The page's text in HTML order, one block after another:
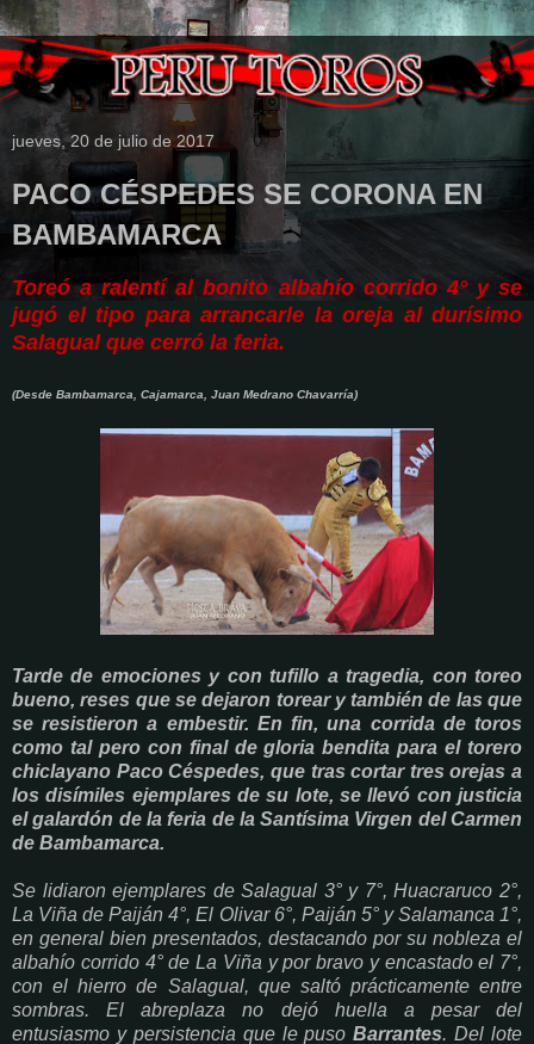
jueves, 20 de julio de 2017
PACO CÉSPEDES SE CORONA EN
BAMBAMARCA
Toreó a ralentí al bonito albahío corrido 4° y se
jugó el tipo para arrancarle la oreja al durísimo
Salagual que cerró la feria.
(Desde Bambamarca, Cajamarca, Juan Medrano Chavarría)
Tarde de emociones y con tufillo a tragedia, con toreo
bueno, reses que se dejaron torear y también de las que
se resistieron a embestir. En fin, una corrida de toros
como tal pero con final de gloria bendita para el torero
chiclayano Paco Céspedes, que tras cortar tres orejas a
los disímiles ejemplares de su lote, se llevó con justicia
el galardón de la feria de la Santísima Virgen del Carmen
de Bambamarca.
Se lidiaron ejemplares de Salagual 3° y 7°, Huacraruco 2°,
La Viña de Paiján 4°, El Olivar 6°, Paiján 5° y Salamanca 1°,
en general bien presentados, destacando por su nobleza el
albahío corrido 4° de La Viña y por bravo y encastado el 7°,
con el hierro de Salagual, que saltó prácticamente entre
sombras. El abreplaza no dejó huella a pesar del
entusiasmo y persistencia que le pusoBarrantes. Del lote